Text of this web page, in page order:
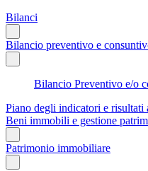
Bilanci
Bilancio preventivo e
Bilancio Preventivo e/o
Piano degli indicatori e risultati
Beni immobili e gestione
Patrimonio immobiliare